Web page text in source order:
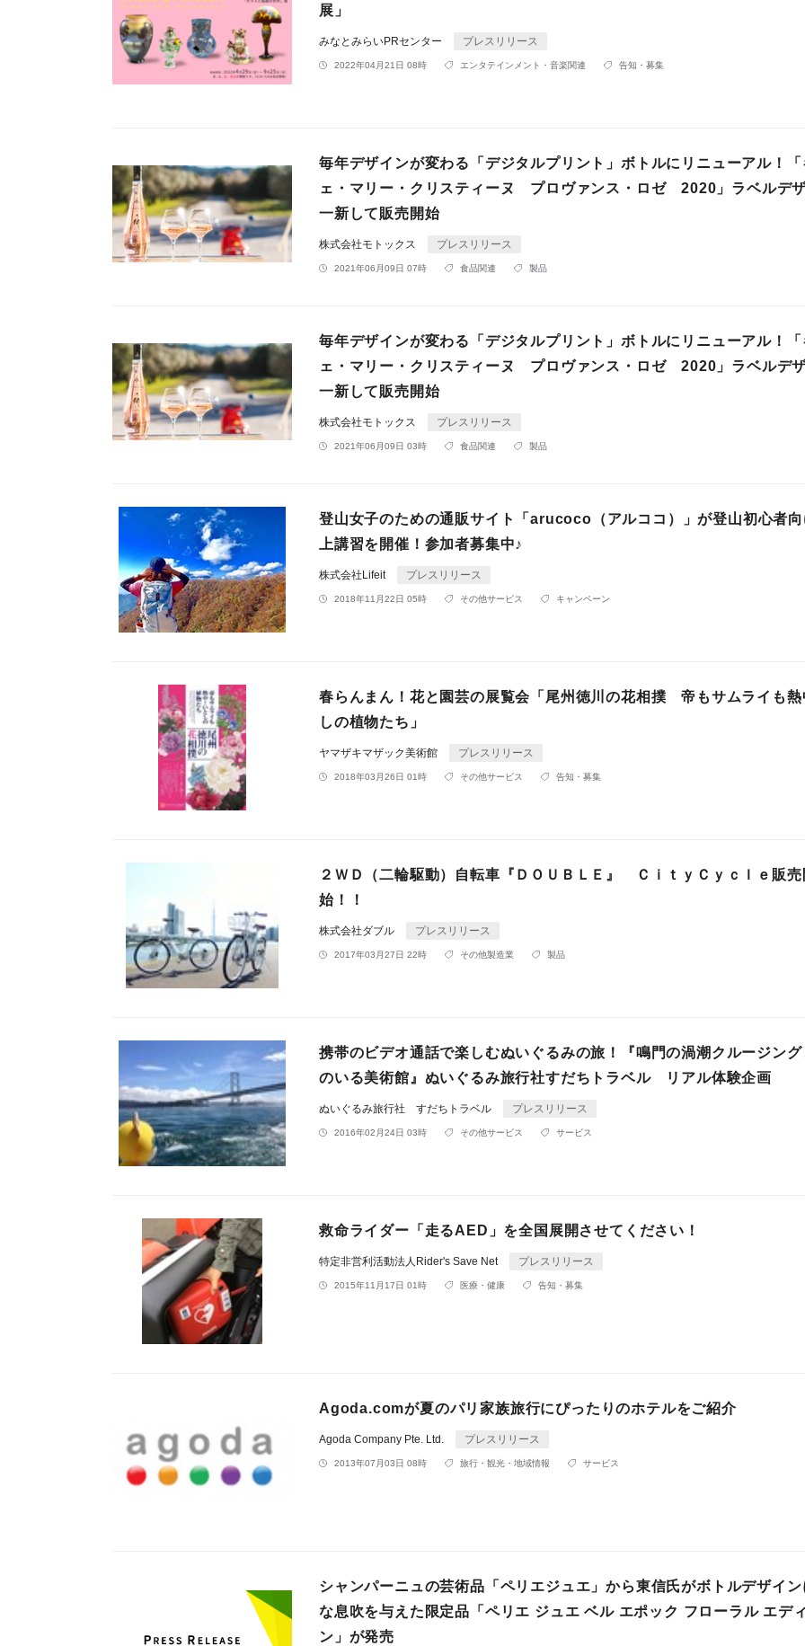
展」
みなとみらいPRセンター プレスリリース
2022年04月21日 08時 エンタテインメント・音楽関連 告知・募集
毎年デザインが変わる「デジタルプリント」ボトルにリニューアル！
ェ・マリー・クリスティーヌ プロヴァンス・ロゼ 2020」ラベルデ
一新して販売開始
株式会社モトックス プレスリリース
2021年06月09日 07時 食品関連 製品
毎年デザインが変わる「デジタルプリント」ボトルにリニューアル！
ェ・マリー・クリスティーヌ プロヴァンス・ロゼ 2020」ラベルデ
一新して販売開始
株式会社モトックス プレスリリース
2021年06月09日 03時 食品関連 製品
登山女子のための通販サイト「arucoco（アルココ）」が登山初心者
上講習を開催！参加者募集中♪
株式会社Lifeit プレスリリース
2018年11月22日 05時 その他サービス キャンペーン
春らんまん！花と園芸の展覧会「尾州徳川の花相撲 帝もサムライも熱
しの植物たち」
ヤマザキマザック美術館 プレスリリース
2018年03月26日 01時 その他サービス 告知・募集
２ＷＤ（二輪駆動）自転車『ＤＯＵＢＬＥ』 ＣｉｔｙＣｙｃｌｅ販売
始！！
株式会社ダブル プレスリリース
2017年03月27日 22時 その他製造業 製品
携帯のビデオ通話で楽しむぬいぐるみの旅！『鳴門の渦潮クルージング
のいる美術館』ぬいぐるみ旅行社すだちトラベル リアル体験企画
ぬいぐるみ旅行社 すだちトラベル プレスリリース
2016年02月24日 03時 その他サービス サービス
救命ライダー「走るAED」を全国展開させてください！
特定非営利活動法人Rider's Save Net プレスリリース
2015年11月17日 01時 医療・健康 告知・募集
Agoda.comが夏のパリ家族旅行にぴったりのホテルをご紹介
Agoda Company Pte. Ltd. プレスリリース
2013年07月03日 08時 旅行・観光・地域情報 サービス
シャンパーニュの芸術品「ペリエジュエ」から東信氏がボトルデザイン
な息吹を与えた限定品「ペリエ ジュエ ベル エポック フローラル エデ
ン」が発売